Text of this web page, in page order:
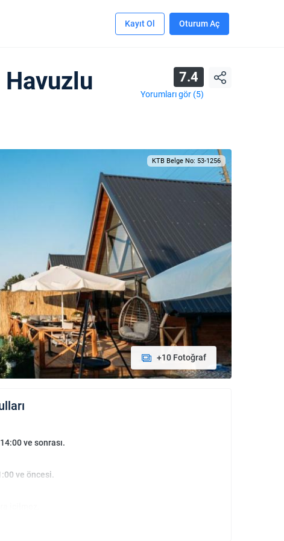
Kayıt Ol Oturum Aç
Havuzlu
7.4
Yorumları gör (5)
+10 Fotoğraf
KTB Belge No: 53-1256
ve sonrası.
ve öncesi.